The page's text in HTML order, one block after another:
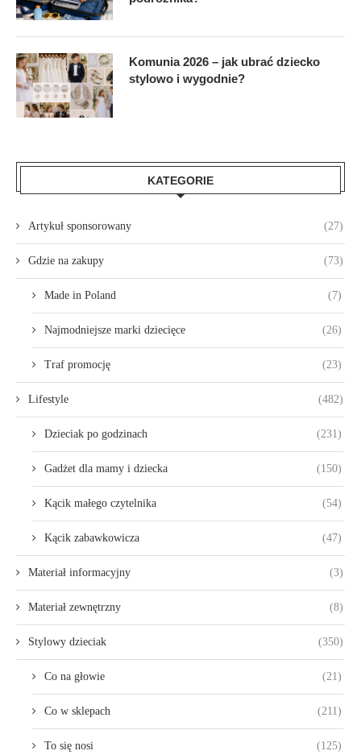
Komunia 2026 – jak ubrać dziecko
stylowo i wygodnie?
KATEGORIE
Artykuł sponsorowany (27)
Gdzie na zakupy (73)
Made in Poland (7)
Najmodniejsze marki dziecięce (26)
Traf promocję (23)
Lifestyle (482)
Dzieciak po godzinach (231)
Gadżet dla mamy i dziecka (150)
Kącik małego czytelnika (54)
Kącik zabawkowicza (47)
Materiał informacyjny (3)
Materiał zewnętrzny (8)
Stylowy dzieciak (350)
Co na głowie (21)
Co w sklepach (211)
To się nosi (125)